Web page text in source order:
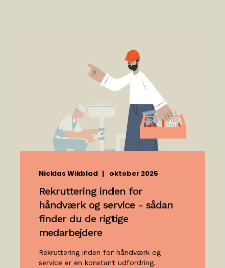
Nicklas Wikblad oktober 2025
Rekruttering inden for
håndværk og service - sådan
finder du de rigtige
medarbejdere
Rekruttering inden for håndværk og
service er en konstant udfordring.